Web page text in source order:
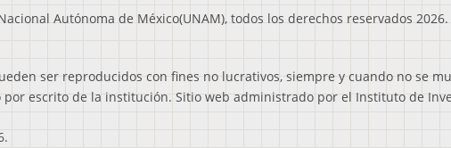
Autónoma de México(UNAM), todos los derechos reservados 2026.
ser reproducidos con fines no lucrativos, siempre y cuando no se
escrito de la institución. Sitio web administrado por el Instituto de